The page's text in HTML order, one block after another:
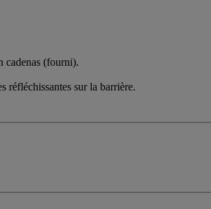
cadenas (fourni).
réfléchissantes sur la barrière.